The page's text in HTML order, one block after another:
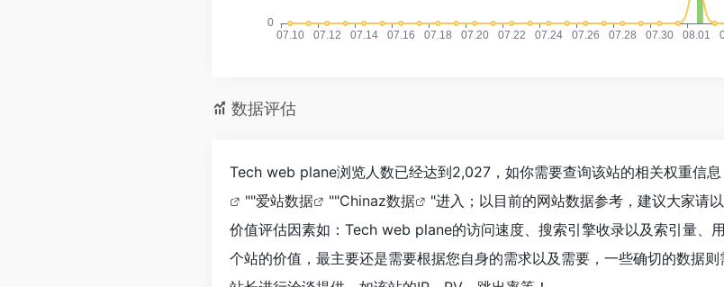
数据评估
Tech web plane浏览人数已经达到2,027，如你需要查询该站的相关权重信
""爱站数据 ""Chinaz数据
"进入；以目前的网站数据参考，建议大家请
价值评估因素如：Tech web plane的访问速度、搜索引擎收录以及索引量、
个站的价值，最主要还是需要根据您自身的需求以及需要，一些确切的数据